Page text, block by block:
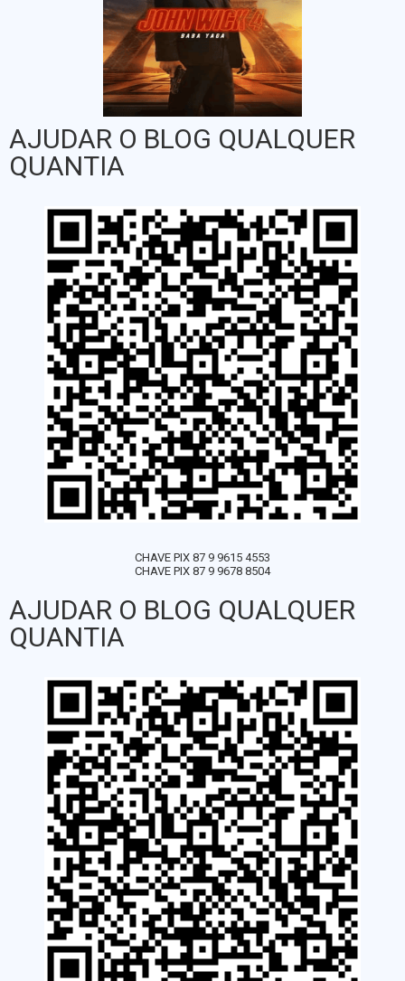
AJUDAR O BLOG QUALQUER
QUANTIA
CHAVE PIX 87 9 9615 4553
CHAVE PIX 87 9 9678 8504
AJUDAR O BLOG QUALQUER
QUANTIA